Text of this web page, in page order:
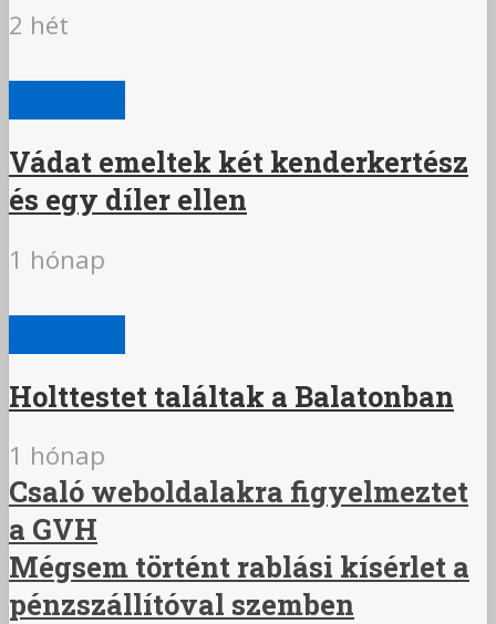
2 hét
Vádat emeltek két kenderkertész
és egy díler ellen
1 hónap
Holttestet találtak a Balatonban
1 hónap
Csaló weboldalakra figyelmeztet
a GVH
Mégsem történt rablási kísérlet a
pénzszállítóval szemben